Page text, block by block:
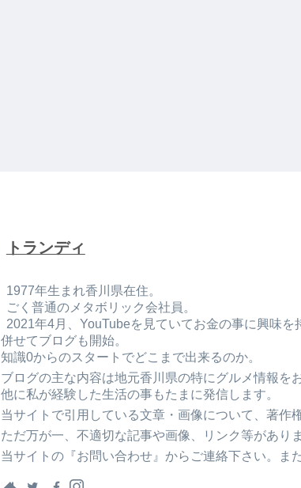
トランディ
1977年生まれ香川県在住。
ごく普通のメタボリック会社員。
2021年4月、YouTubeを見ていてお金の事に興味
併せてブログも開始。
知識0からのスタートでどこまで出来るのか。
ブログの主な内容は地元香川県の特にグルメ情報を
他に私が経験した生活の事もたまに発信します。
当サイトで引用している文章・画像について、著作
ただ万が一、不適切な記事や画像、リンク等があり
当サイトの『お問い合わせ』からご連絡下さい。ま